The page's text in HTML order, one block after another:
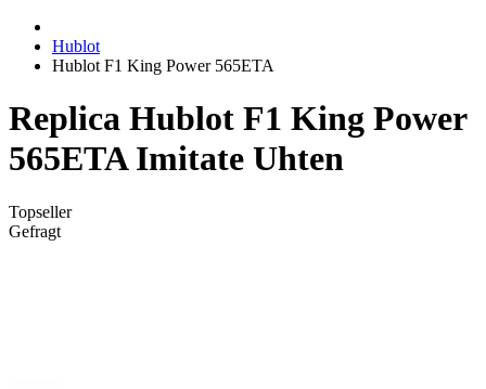
Hublot
Hublot F1 King Power 565ETA
Replica Hublot F1 King Power
565ETA Imitate Uhten
Topseller
Gefragt